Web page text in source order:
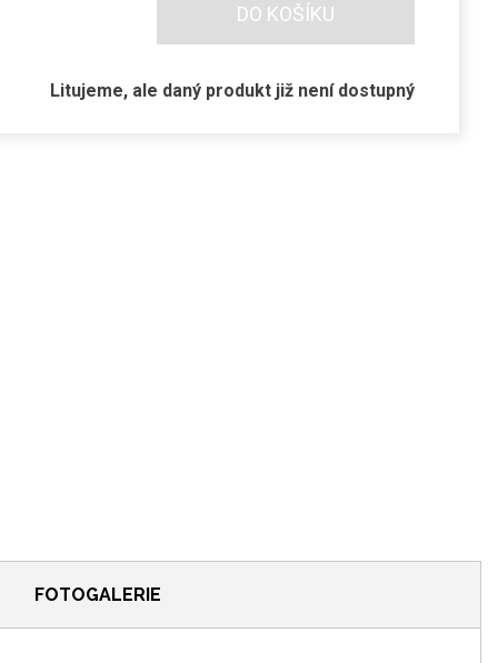
DO KOŠÍKU
Litujeme, ale daný produkt již není dostupný
FOTOGALERIE